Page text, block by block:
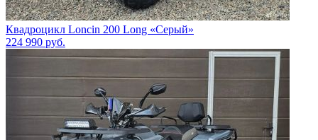
Квадроцикл Loncin 200 Long «Серый»
224 990 руб.